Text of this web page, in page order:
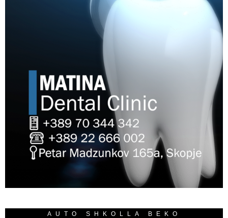
AUTO SHKOLLA BEKO